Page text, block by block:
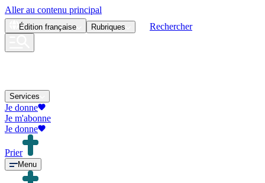
Aller au contenu principal
Édition française Rubriques Rechercher
Services
Je donne
Je m'abonne
Je donne
Prier
Menu